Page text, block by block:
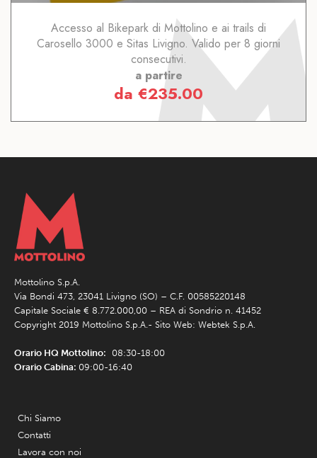
Accesso al Bikepark di Mottolino e ai trails di
Carosello 3000 e Sitas Livigno. Valido per 8 giorni
consecutivi.
a partire
da €235.00
Mottolino S.p.A.
Via Bondi 473, 23041 Livigno (SO) – C.F. 00585220148
Capitale Sociale € 8.772.000,00 – REA di Sondrio n. 41452
Copyright 2019 Mottolino S.p.A.- Sito Web: Webtek S.p.A.
Orario HQ Mottolino: 08:30-18:00
Orario Cabina: 09:00-16:40
Chi Siamo
Contatti
Lavora con noi